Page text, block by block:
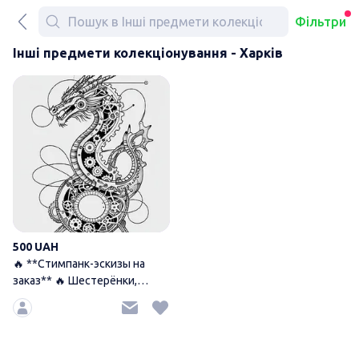
Фільтри
Інші предмети колекціонування - Харків
500 UAH
🔥 **Стимпанк-эскизы на
заказ** 🔥 Шестерёнки,
механика, пар — создаю